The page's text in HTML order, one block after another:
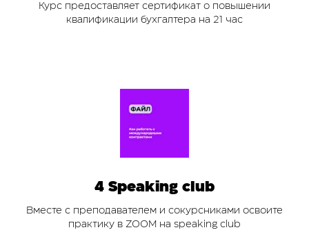
Курс предоставляет сертификат о повышении
квалификации бухгалтера на 21 час
4 Speaking club
Вместе с преподавателем и сокурсниками освоите
практику в ZOOM на speaking club